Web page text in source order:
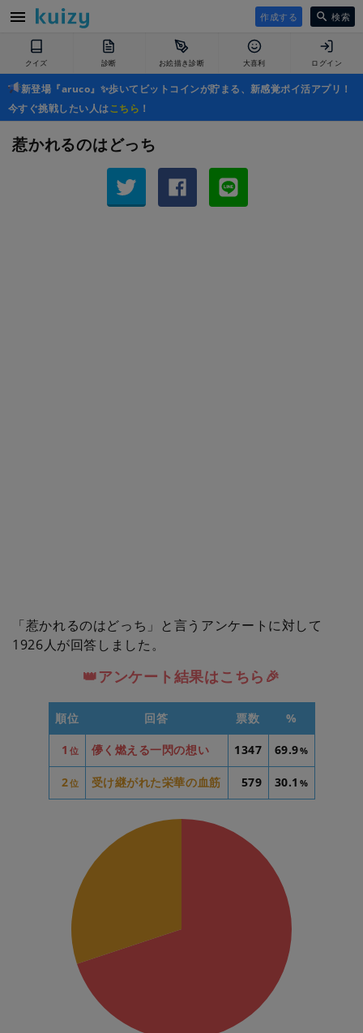
作成する 検索
クイズ 診断 お絵描き診断 大喜利 ログイン
新登場『aruco』✨歩いてビットコインが貯まる、新感覚ポイ活アプリ！
今すぐ挑戦したい人はこちら ！
惹かれるのはどっち
「惹かれるのはどっち」と言うアンケートに対して
1926人が回答しました。
👑アンケート結果はこちら🎉
順位 回答 票数 %
1 位 儚く燃える一閃の想い 1347 69.9%
2位 受け継がれた栄華の血筋 579 30.1 %